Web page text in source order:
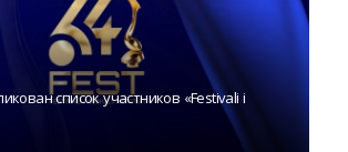
список участников «Festivali i